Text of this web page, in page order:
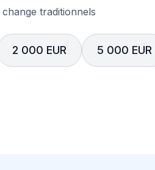
traditionnels
2 000 EUR 5 000 EUR